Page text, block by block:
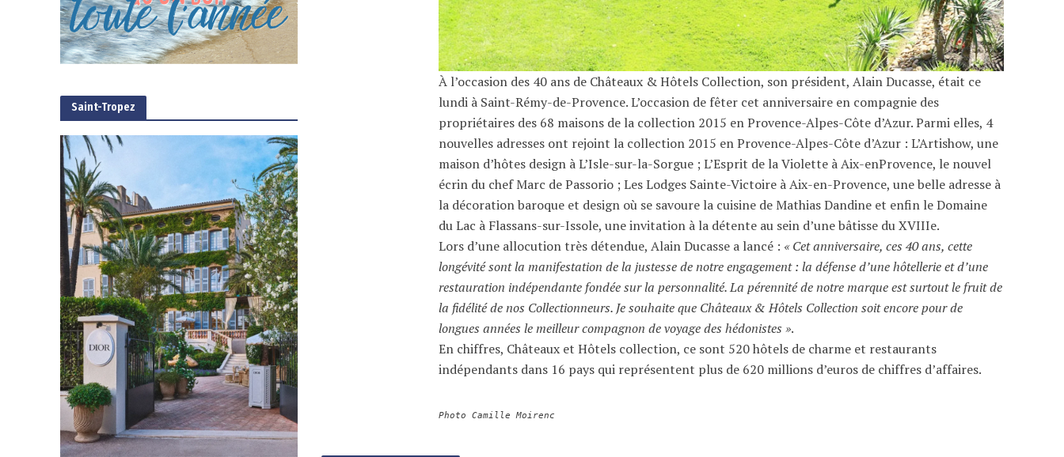
Saint-Tropez
À l’occasion des 40 ans de Châteaux & Hôtels Collection, son président, Alain Ducasse, était ce
lundi à Saint-Rémy-de-Provence. L’occasion de fêter cet anniversaire en compagnie des
propriétaires des 68 maisons de la collection 2015 en Provence-Alpes-Côte d’Azur. Parmi elles, 4
nouvelles adresses ont rejoint la collection 2015 en Provence-Alpes-Côte d’Azur : L’Artishow, une
maison d’hôtes design à L’Isle-sur-la-Sorgue ; L’Esprit de la Violette à Aix-enProvence, le nouvel
écrin du chef Marc de Passorio ; Les Lodges Sainte-Victoire à Aix-en-Provence, une belle adresse à
la décoration baroque et design où se savoure la cuisine de Mathias Dandine et enfin le Domaine
du Lac à Flassans-sur-Issole, une invitation à la détente au sein d’une bâtisse du XVIIIe.
Lors d’une allocution très détendue, Alain Ducasse a lancé : « Cet anniversaire, ces 40 ans, cette
longévité sont la manifestation de la justesse de notre engagement : la défense d’une hôtellerie et d’une
restauration indépendante fondée sur la personnalité. La pérennité de notre marque est surtout le fruit de
la fidélité de nos Collectionneurs. Je souhaite que Châteaux & Hôtels Collection soit encore pour de
longues années le meilleur compagnon de voyage des hédonistes ».
En chiffres, Châteaux et Hôtels collection, ce sont 520 hôtels de charme et restaurants
indépendants dans 16 pays qui représentent plus de 620 millions d’euros de chiffres d’affaires.
Photo Camille Moirenc